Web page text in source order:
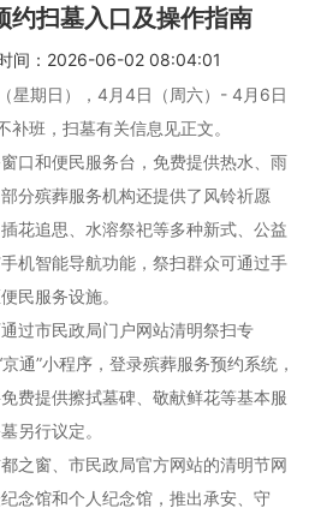
扫墓入口及操作指南
间：2026-06-02 08:04:01
期日），4月4日（周六）- 4月6日
补班，扫墓有关信息见正文。
和便民服务台，免费提供热水、雨
分殡葬服务机构还提供了风铃祈愿
花追思、水溶祭祀等多种新式、公益
机智能导航功能，祭扫群众可通过手
民服务设施。
市民政局门户网站清明祭扫专
通”小程序，登录殡葬服务预约系统，
费提供擦拭墓碑、敬献鲜花等基本服
另行议定。
窗、市民政局官方网站的清明节网
念馆和个人纪念馆，推出承安、守